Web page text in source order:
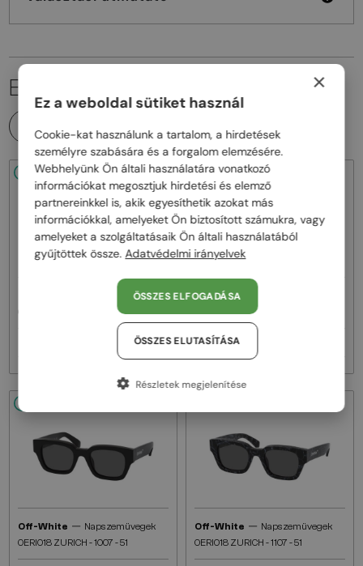
EZ IS ÉRDEKELHET
48/72
Napszemüvegek
OERI017 NASSAU - 1107 - 51
48/72
Off-White
OERI017 NASSAU - 8507 - 51
76 000 Ft
Off-White — Napszemüvegek
OERI018 ZURICH - 1007 - 51
Off-White — Napszemüvegek
OERI018 ZURICH - 1107 - 51
×
Ez a weboldal sütiket használ
Cookie-kat használunk a tartalom, a hirdetések
személyre szabására és a forgalom elemzésére.
Webhelyünk Ön általi használatára vonatkozó
információkat megosztjuk hirdetési és elemző
partnereinkkel is, akik egyesíthetik azokat más
információkkal, amelyeket Ön biztosított számukra, vagy
amelyeket a szolgáltatásaik Ön általi használatából
gyűjtöttek össze.Adatvédelmi irányelvek
ÖSSZES ELFOGADÁSA
ÖSSZES ELUTASÍTÁSA
Részletek megjelenítése